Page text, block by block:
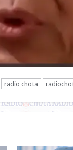
radio chota